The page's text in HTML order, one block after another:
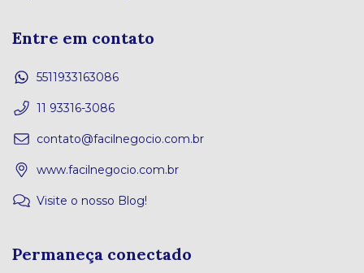
Entre em contato
5511933163086
11 93316-3086
contato@facilnegocio.com.br
www.facilnegocio.com.br
Visite o nosso Blog!
Permaneça conectado